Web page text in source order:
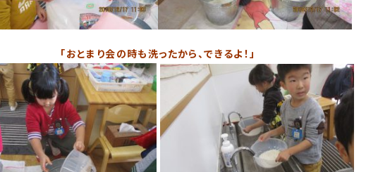
「おとまり会の時も洗ったから、できるよ！」